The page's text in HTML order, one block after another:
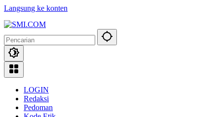
Langsung ke konten
LOGIN
Redaksi
Pedoman